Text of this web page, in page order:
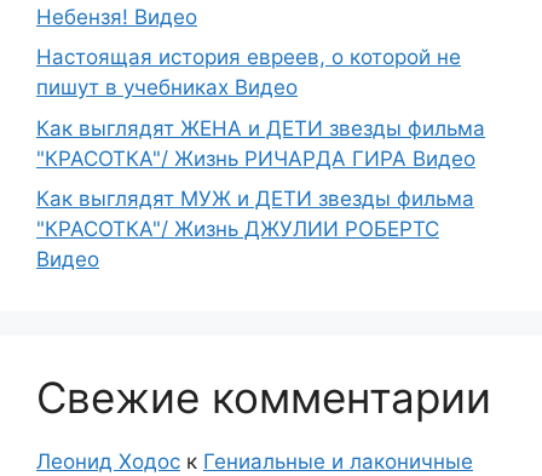
Небензя! Видео
Настоящая история евреев, о которой не
пишут в учебниках Видео
Как выглядят ЖЕНА и ДЕТИ звезды фильма
"КРАСОТКА"/ Жизнь РИЧАРДА ГИРА Видео
Как выглядят МУЖ и ДЕТИ звезды фильма
"КРАСОТКА"/ Жизнь ДЖУЛИИ РОБЕРТС
Видео
Свежие комментарии
Леонид Ходос к Гениальные и лаконичные